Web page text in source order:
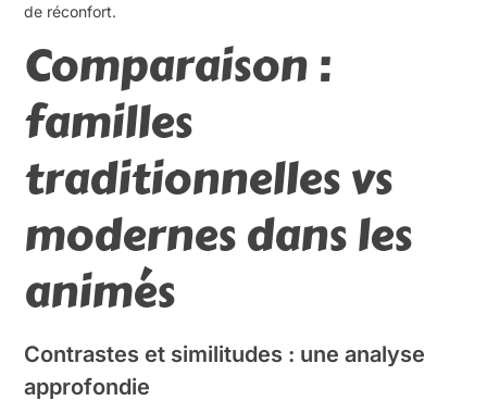
de réconfort.
Comparaison :
familles
traditionnelles vs
modernes dans les
animés
Contrastes et similitudes : une analyse
approfondie